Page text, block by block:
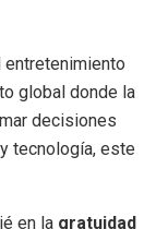
entretenimiento
global donde la
decisiones
tecnología, este
en la gratuidad